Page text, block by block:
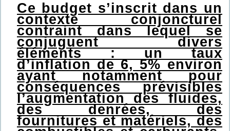
Ce budget s’inscrit dans un
contexte conjoncturel
contraint dans lequel se
conjuguent divers
éléments : un taux
d’inflation de 6, 5% environ
ayant notamment pour
conséquences prévisibles
l’augmentation des fluides,
des denrées, des
fournitures et matériels, des